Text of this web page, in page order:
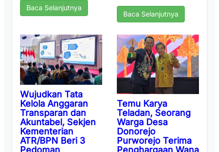
Baca Selanjutnya
Baca Selanjutnya
Wujudkan Tata
Kelola Anggaran
Transparan dan
Akuntabel, Sekjen
Kementerian
ATR/BPN Beri 3
Pedoman
Temu Karya
Teladan, Seorang
Warga Desa
Donorejo
Purworejo Terima
Penghargaan Wana